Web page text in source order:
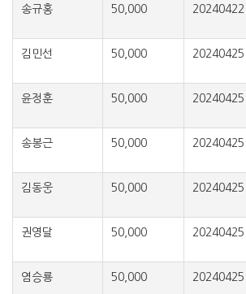
송규홍 50,000 20240422
김민선 50,000 20240425
윤정훈 50,000 20240425
송봉근 50,000 20240425
김동웅 50,000 20240425
권영달 50,000 20240425
염승룡 50,000 20240425